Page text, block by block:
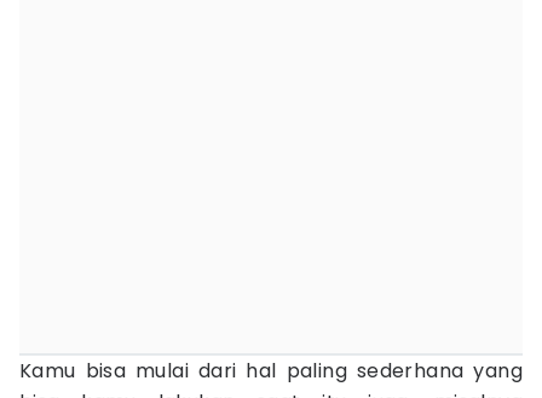
Kamu bisa mulai dari hal paling sederhana yang